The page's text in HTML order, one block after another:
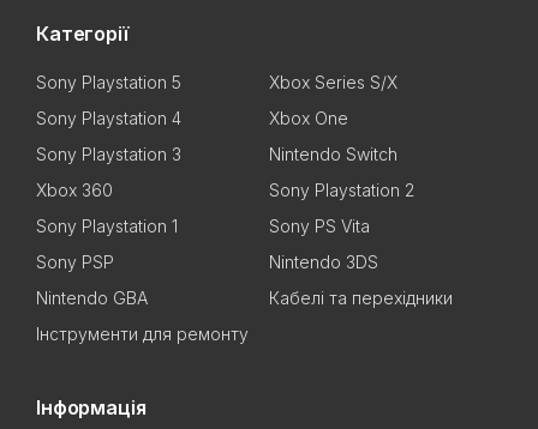
Категорії
Sony Playstation 5
Xbox Series S/X
Sony Playstation 4
Xbox One
Sony Playstation 3
Nintendo Switch
Xbox 360
Sony Playstation 2
Sony Playstation 1
Sony PS Vita
Sony PSP
Nintendo 3DS
Nintendo GBA
Кабелі та перехідники
Інструменти для ремонту
Інформація